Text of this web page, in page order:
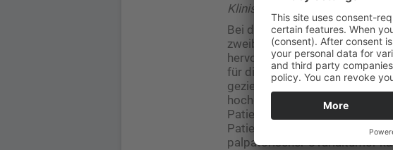
Klinische Untersuchungen
Bei der klinischen
zweiblättrige Spekula benutzt
hervorgehoben, um auch
für die Patientinnen oft
gezielt das Blasendach und
hochdolente
Patientin (Dyspareunie und
Patientinnen, die über
palpatorischer Ovarialtumor